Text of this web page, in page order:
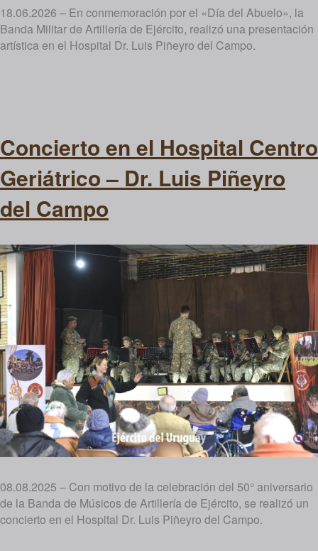
18.06.2026 – En conmemoración por el «Día del Abuelo», la
Banda Militar de Artillería de Ejército, realizó una presentación
artística en el Hospital Dr. Luis Piñeyro del Campo.
Concierto en el Hospital Centro
Geriátrico – Dr. Luis Piñeyro
del Campo
08.08.2025 – Con motivo de la celebración del 50° aniversario
de la Banda de Músicos de Artillería de Ejército, se realizó un
concierto en el Hospital Dr. Luis Piñeyro del Campo.